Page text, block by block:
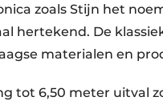
zoals Stijn het
hertekend. De
materialen en
tot 6,50 meter uitval